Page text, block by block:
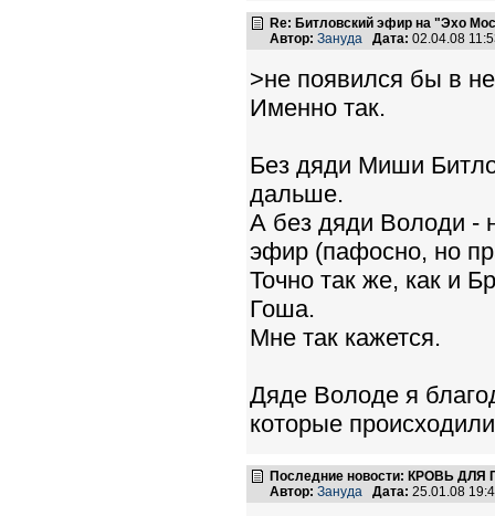
Re: Битловский эфир на "Эхо
Автор: Зануда Дата: 02.04.08
>не появился бы в
Именно так.
Без дяди Миши
дальше.
А без дяди Володи -
эфир (пафосно, но
Точно так же, как и
Гоша.
Мне так кажется.
Дяде Володе я
которые
Последние новости: КРОВЬ
Автор: Зануда Дата: 25.01.08